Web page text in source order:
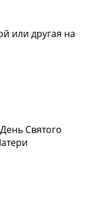
или другая на
Святого